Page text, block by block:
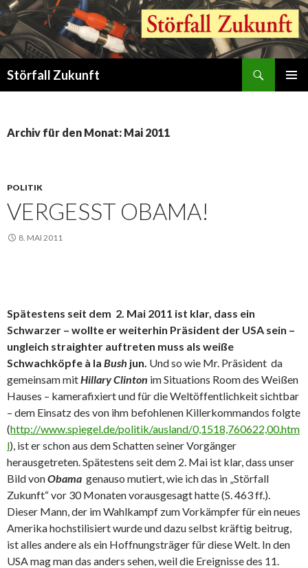
Störfall Zukunft
Archiv für den Monat: Mai 2011
POLITIK
VERGESST OBAMA!
8. MAI 2011
Spätestens seit dem 2. Mai 2011 ist klar, dass ein
Schwarzer – wollte er weiterhin Präsident der USA sein –
ungleich straighter auftreten muss als weiße
Schwachköpfe à la Bush jun. Und so wie Mr. Präsident da
gemeinsam mitHillary Clinton im Situations Room des Weißen
Hauses – kamerafixiert und für die Weltöffentlichkeit sichtbar
– dem Einsatz des von ihm befohlenen Killerkommandos folgte
(http://www.spiegel.de/politik/ausland/0,1518,760622,00.htm
l), ist er schon aus dem Schatten seiner Vorgänger
herausgetreten. Spätestens seit dem 2. Mai ist klar, dass unser
Bild vonObama genauso mutiert, wie ich das in „Störfall
Zukunft“ vor 30 Monaten vorausgesagt hatte (S. 463 ff.).
Dieser Mann, der im Wahlkampf zum Vorkämpfer für ein neues
Amerika hochstilisiert wurde und dazu selbst kräftig beitrug,
ist alles andere als ein Hoffnungsträger für diese Welt. In den
USA mag man das anders sehen, weil die Ereignisse des 11.